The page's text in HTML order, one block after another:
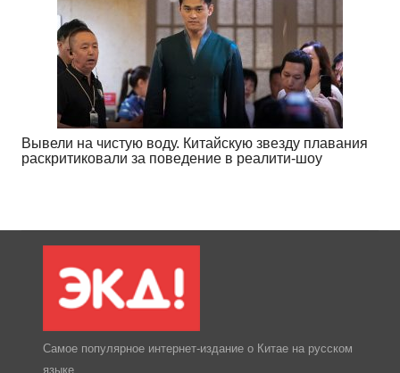
Вывели на чистую воду. Китайскую звезду плавания
раскритиковали за поведение в реалити-шоу
Самое популярное интернет-издание о Китае на русском
языке.